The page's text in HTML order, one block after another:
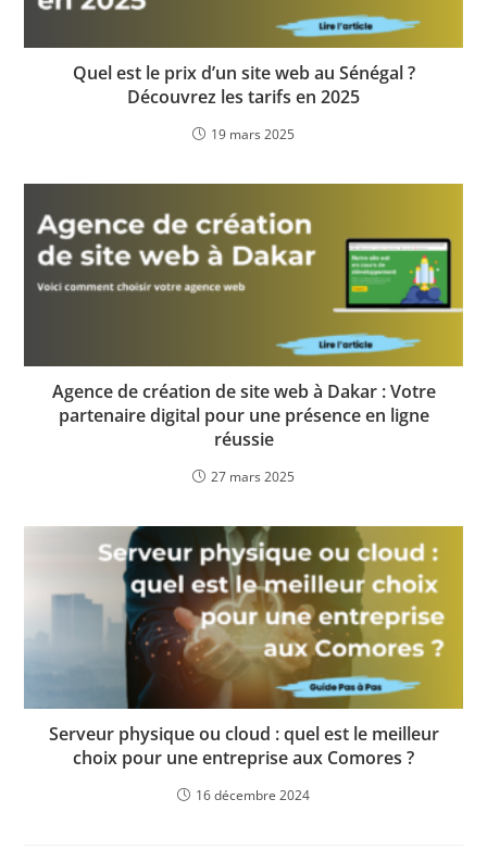
Quel est le prix d’un site web au Sénégal ?
Découvrez les tarifs en 2025
19 mars 2025
Agence de création de site web à Dakar : Votre
partenaire digital pour une présence en ligne
réussie
27 mars 2025
Serveur physique ou cloud : quel est le meilleur
choix pour une entreprise aux Comores ?
16 décembre 2024